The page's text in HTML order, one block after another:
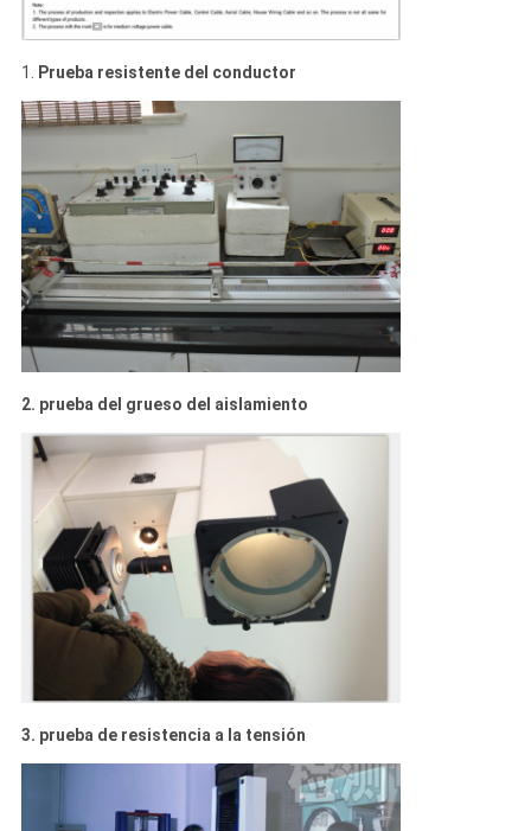
SOBRE
NOSOTROS
VISITA
A
LA
FÁBRICA
CONTROL
DE
CALIDAD
CONTACTO
NOTICIAS
SOLICITAR
1. Prueba resistente del conductor
2. prueba del grueso del aislamiento
3. prueba de resistencia a la tensión